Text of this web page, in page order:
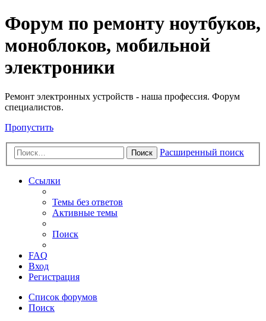
Регистрация
Форум по ремонту ноутбуков,
моноблоков, мобильной
электроники
Ремонт электронных устройств - наша профессия. Форум
специалистов.
Пропустить
Поиск Расширенный поиск
Ссылки
Темы без ответов
Активные темы
Поиск
FAQ
Вход
Регистрация
Список форумов
Поиск